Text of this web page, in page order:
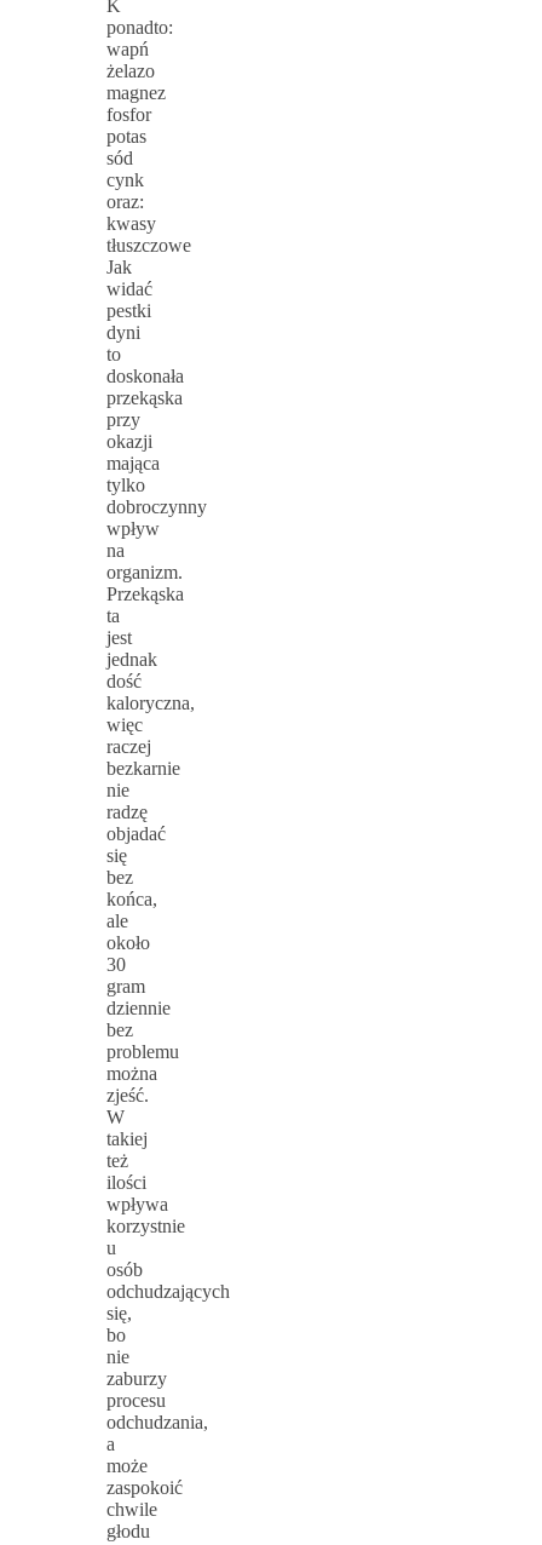
K
ponadto:
wapń
żelazo
magnez
fosfor
potas
sód
cynk
oraz:
kwasy
tłuszczowe
Jak
widać
pestki
dyni
to
doskonała
przekąska
przy
okazji
mająca
tylko
dobroczynny
wpływ
na
organizm.
Przekąska
ta
jest
jednak
dość
kaloryczna,
więc
raczej
bezkarnie
nie
radzę
objadać
się
bez
końca,
ale
około
30
gram
dziennie
bez
problemu
można
zjeść.
W
takiej
też
ilości
wpływa
korzystnie
u
osób
odchudzających
się,
bo
nie
zaburzy
procesu
odchudzania,
a
może
zaspokoić
chwile
głodu